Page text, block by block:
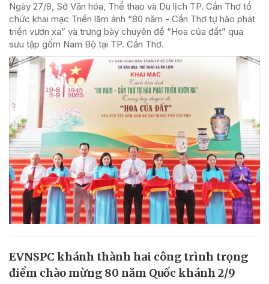
Ngày 27/8, Sở Văn hóa, Thể thao và Du lịch TP. Cần Thơ tổ
chức khai mạc Triển lãm ảnh “80 năm - Cần Thơ tự hào phát
triển vươn xa” và trưng bày chuyên đề “Hoa của đất” qua
sưu tập gốm Nam Bộ tại TP. Cần Thơ.
EVNSPC khánh thành hai công trình trọng
điểm chào mừng 80 năm Quốc khánh 2/9